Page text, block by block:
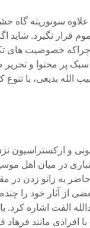
سونوریته گاه
قرار نگیرد.
خصوصیت های
پر محتوا و تحریر
الله بدیعی، با
و ارکستراسیون
در میان اهل
به زانو زدن در
از آثار خود را
الفت اشاره کرد.
افرادی مانند فرهاد